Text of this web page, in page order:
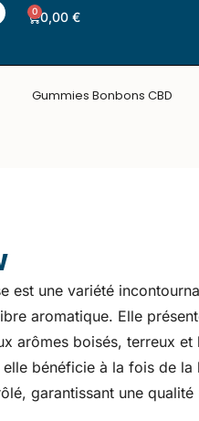
0,00€
0
Gummies Bonbons CBD
est une variété
aromatique. Elle
arômes boisés, terreux et
bénéficie à la fois de la
garantissant une